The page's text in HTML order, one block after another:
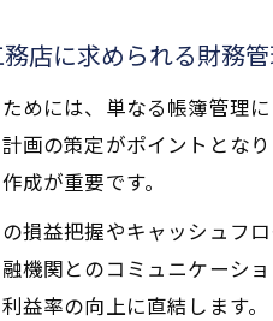
店に求められる財務
めには、単なる帳簿管理
画の策定がポイントとな
成が重要です。
損益把握やキャッシュフ
機関とのコミュニケーシ
益率の向上に直結します。